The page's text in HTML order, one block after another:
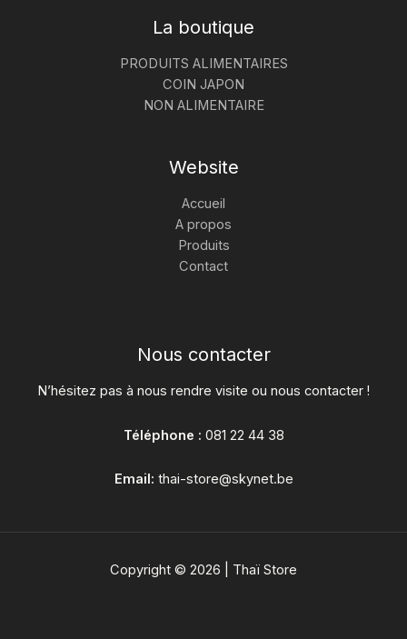
La boutique
PRODUITS ALIMENTAIRES
COIN JAPON
NON ALIMENTAIRE
Website
Accueil
A propos
Produits
Contact
Nous contacter
N’hésitez pas à nous rendre visite ou nous contacter !
Téléphone : 081 22 44 38
Email: thai-store@skynet.be
Copyright © 2026 | Thaï Store